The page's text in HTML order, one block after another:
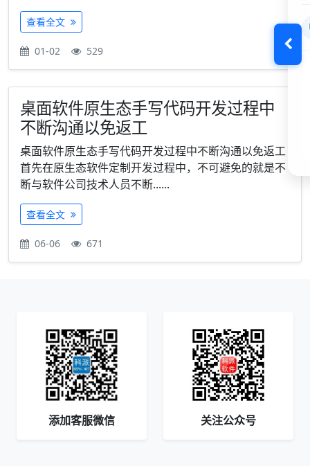
查看全文
01-02 529
桌面软件原生态手写代码开发过程中
不断沟通以免返工
桌面软件原生态手写代码开发过程中不断沟通以免返工
首先在原生态软件定制开发过程中，不可避免的就是不
断与软件公司技术人员不断......
查看全文
06-06 671
添加客服微信 关注公众号